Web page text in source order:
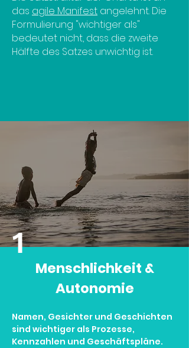
das agile Manifest angelehnt. Die
Formulierung "wichtiger als"
bedeutet nicht, dass die zweite
Hälfte des Satzes unwichtig ist.
Menschlichkeit &
Autonomie
Namen, Gesichter und Geschichten
sind wichtiger als Prozesse,
Kennzahlen und Geschäftspläne.
1